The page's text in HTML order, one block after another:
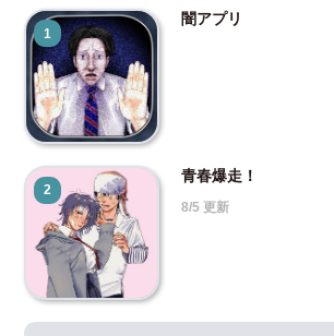
1
闇アプリ
2
青春爆走！
8/5 更新